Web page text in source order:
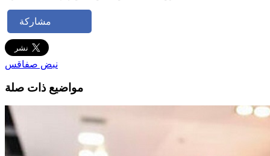
مشاركة
نبض صفاقس
مواضيع ذات صلة